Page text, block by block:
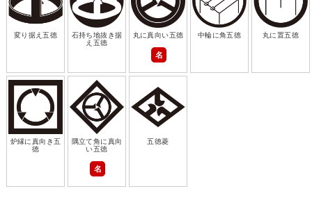
変り据え五徳
石持ち地抜き据
え五徳
丸に真向い五徳
名
中輪に角五徳 丸に置五徳
炉縁に真向き五
徳
隅立て角に真向
い五徳
名
五徳菱